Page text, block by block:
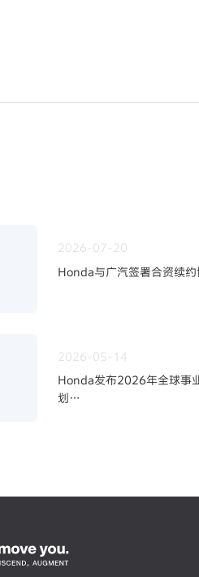
2026-07-20
Honda与广汽签署合资续约
2026-05-14
Honda发布2026年全球事
划